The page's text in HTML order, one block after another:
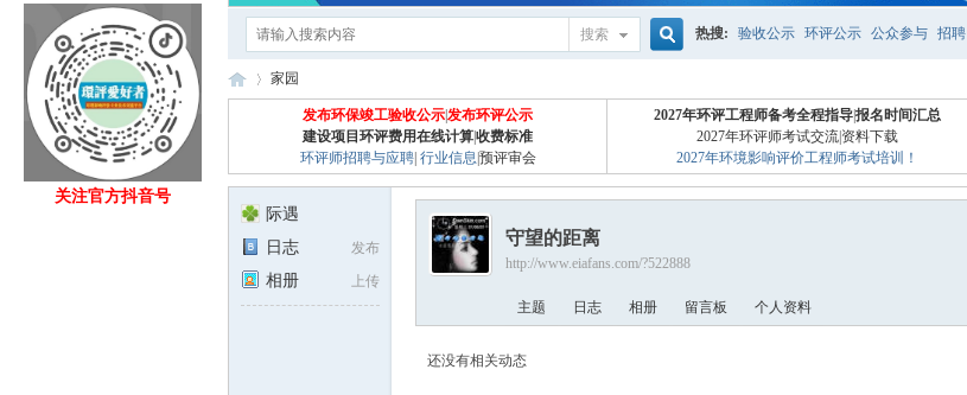
搜索
索
热搜: 验收公示 环评公示 公众参与 招聘
家园
发布环保竣工验收公示发布环评公示
建设项目环评费用在线计算收费标准
环评师招聘与应聘| 行业信息 预评审会
2027年环评工程师备考全程指导|报名时间汇总
2027年环评师考试交流| 资料下载
2027年环境影响评价工程师考试培训！
际遇
发布
日志
上传
相册
守望的距离
http://www.eiafans.com/?522888
主题 日志 相册 留言板 个人资料
还没有相关动态
关注官方抖音号